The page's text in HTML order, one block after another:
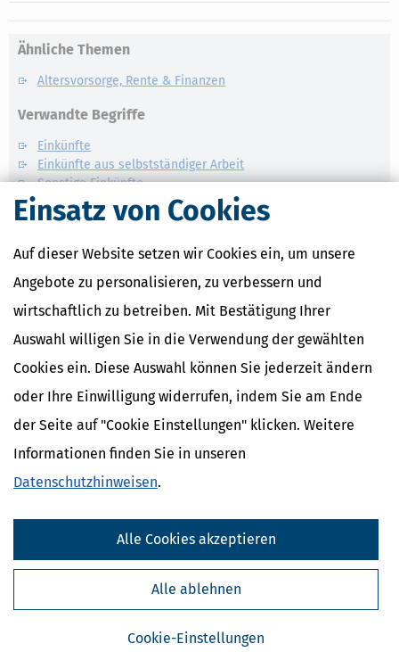
Einsatz von Cookies
Auf dieser Website setzen wir Cookies ein, um unsere
Angebote zu personalisieren, zu verbessern und
wirtschaftlich zu betreiben. Mit Bestätigung Ihrer
Auswahl willigen Sie in die Verwendung der gewählten
Cookies ein. Diese Auswahl können Sie jederzeit ändern
oder Ihre Einwilligung widerrufen, indem Sie am Ende
der Seite auf "Cookie Einstellungen" klicken. Weitere
Informationen finden Sie in unseren
Datenschutzhinweisen.
Cookie-Einstellungen
Alle ablehnen
Alle Cookies akzeptieren
Ähnliche Themen
Altersvorsorge, Rente & Finanzen
Verwandte Begriffe
Einkünfte
Einkünfte aus selbstständiger Arbeit
Sonstige Einkünfte
Einkünfte aus nichtselbstständiger Arbeit
Einkünfte aus Vermietung und
Steuertipps
Steuertipps Selbstständige
Geldtipps
Ja, ich möchte die kostenlosen Newsletter
von Steuertipps abonnieren. Die